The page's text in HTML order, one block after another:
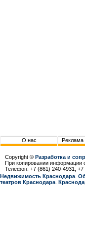
О нас Реклама
Copyright © Разработка и
При копировании информации
Телефон: +7 (861) 240-4931, +7
Недвижимость Краснодара
театров Краснодара